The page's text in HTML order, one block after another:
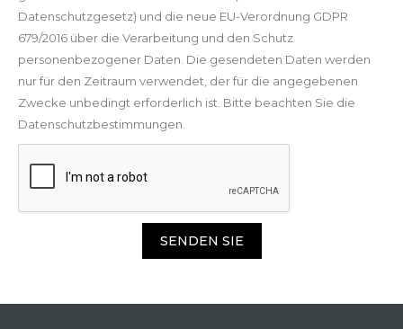
Datenschutzgesetz) und die neue EU-Verordnung GDPR
679/2016 über die Verarbeitung und den Schutz
personenbezogener Daten. Die gesendeten Daten werden
nur für den Zeitraum verwendet, der für die angegebenen
Zwecke unbedingt erforderlich ist. Bitte beachten Sie die
Datenschutzbestimmungen.
SENDEN SIE